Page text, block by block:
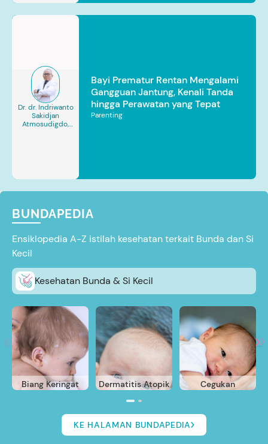
Dr. dr. Indriwanto
Sakidjan
Atmosudigdo,
Bayi Prematur Rentan Mengalami
Gangguan Jantung, Kenali Tanda
hingga Perawatan yang Tepat
Parenting
BUNDAPEDIA
Ensiklopedia A-Z istilah kesehatan terkait Bunda dan Si
Kecil
Kesehatan Bunda & Si Kecil
Biang Keringat Dermatitis Atopik Cegukan
KE HALAMAN BUNDAPEDIA